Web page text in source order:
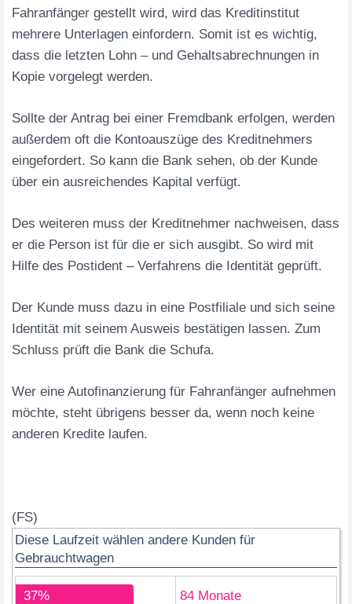
Fahranfänger gestellt wird, wird das Kreditinstitut
mehrere Unterlagen einfordern. Somit ist es wichtig,
dass die letzten Lohn – und Gehaltsabrechnungen in
Kopie vorgelegt werden.
Sollte der Antrag bei einer Fremdbank erfolgen, werden
außerdem oft die Kontoauszüge des Kreditnehmers
eingefordert. So kann die Bank sehen, ob der Kunde
über ein ausreichendes Kapital verfügt.
Des weiteren muss der Kreditnehmer nachweisen, dass
er die Person ist für die er sich ausgibt. So wird mit
Hilfe des Postident – Verfahrens die Identität geprüft.
Der Kunde muss dazu in eine Postfiliale und sich seine
Identität mit seinem Ausweis bestätigen lassen. Zum
Schluss prüft die Bank die Schufa.
Wer eine Autofinanzierung für Fahranfänger aufnehmen
möchte, steht übrigens besser da, wenn noch keine
anderen Kredite laufen.
(FS)
Diese Laufzeit wählen andere Kunden für
Gebrauchtwagen
37% 84 Monate